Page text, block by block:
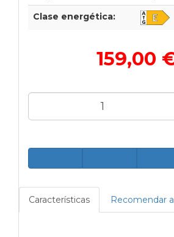
Clase energética:
159,00
Características Recomendar